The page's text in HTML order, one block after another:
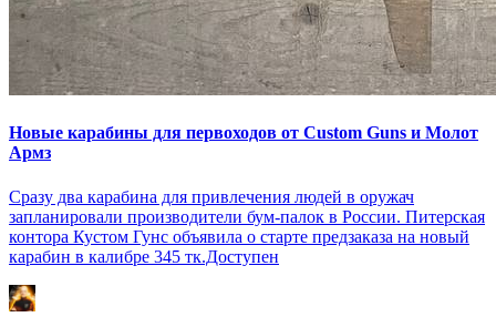
Новые карабины для первоходов от Custom Guns и Молот
Армз
Сразу два карабина для привлечения людей в оружач
запланировали производители бум-палок в России. Питерская
контора Кустом Гунс объявила о старте предзаказа на новый
карабин в калибре 345 тк.Доступен